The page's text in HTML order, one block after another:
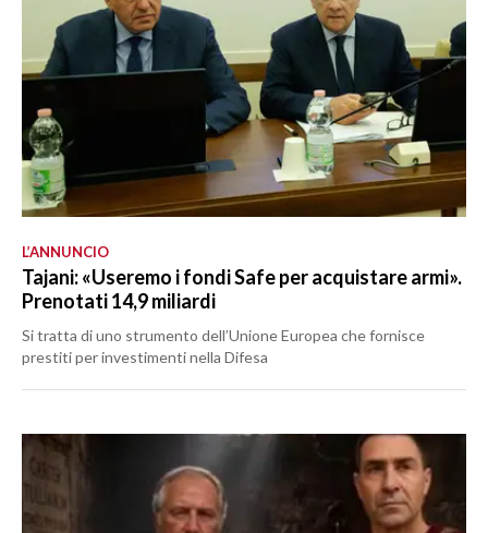
L’ANNUNCIO
Tajani: «Useremo i fondi Safe per acquistare armi».
Prenotati 14,9 miliardi
Si tratta di uno strumento dell’Unione Europea che fornisce
prestiti per investimenti nella Difesa